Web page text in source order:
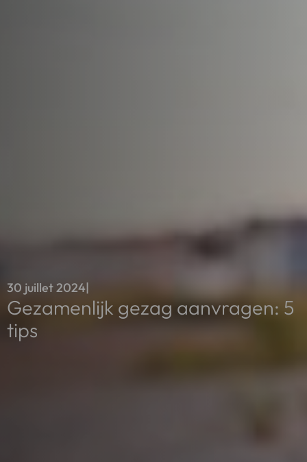
30 juillet 2024|
Gezamenlijk gezag aanvragen: 5
tips